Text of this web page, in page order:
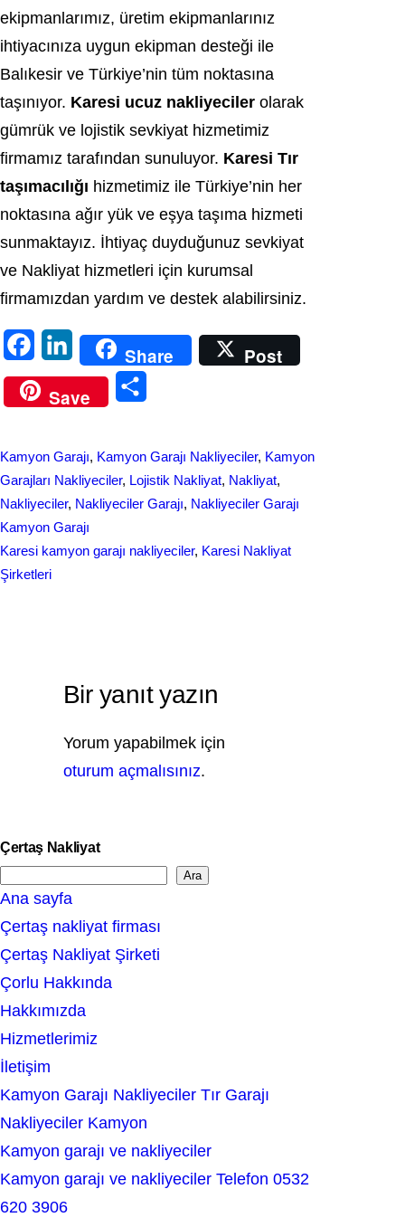
ekipmanlarımız, üretim ekipmanlarınız
ihtiyacınıza uygun ekipman desteği ile
Balıkesir ve Türkiye’nin tüm noktasına
taşınıyor. Karesi ucuz nakliyeciler olarak
gümrük ve lojistik sevkiyat hizmetimiz
firmamız tarafından sunuluyor. Karesi Tır
taşımacılığı hizmetimiz ile Türkiye’nin her
noktasına ağır yük ve eşya taşıma hizmeti
sunmaktayız. İhtiyaç duyduğunuz sevkiyat
ve Nakliyat hizmetleri için kurumsal
firmamızdan yardım ve destek alabilirsiniz.
a
c
o
o
k
i
n
d
I
n
Share
Post
Save
r
e
Kamyon Garajı, Kamyon Garajı Nakliyeciler, Kamyon
Garajları Nakliyeciler, Lojistik Nakliyat, Nakliyat
Nakliyeciler, Nakliyeciler Garajı, Nakliyeciler Garajı
Kamyon Garajı
Karesi kamyon garajı nakliyeciler, Karesi Nakliyat
Şirketleri
Bir yanıt yazın
Yorum yapabilmek için
oturum açmalısınız.
Çertaş Nakliyat
e
a
r
c
h
Ara
Ana sayfa
Çertaş nakliyat firması
Çertaş Nakliyat Şirketi
Çorlu Hakkında
Hakkımızda
Hizmetlerimiz
İletişim
Kamyon Garajı Nakliyeciler Tır Garajı
Nakliyeciler Kamyon
Kamyon garajı ve nakliyeciler
Kamyon garajı ve nakliyeciler Telefon 0532
620 3906